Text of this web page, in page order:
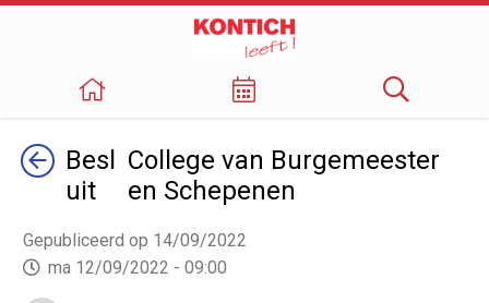
TerugBesl
uit
College van Burgemeester
en Schepenen
Gepubliceerd op 14/09/2022
ma 12/09/2022 - 09:00